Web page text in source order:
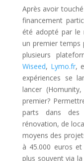
Après avoir
financement
été adopté par le
un premier temps
plusieurs
Wiseed, Lymo.fr,
expériences se
lancer
premier?
parts dans des
rénovation, de
moyens des
à 45.000 euros
plus souvent via